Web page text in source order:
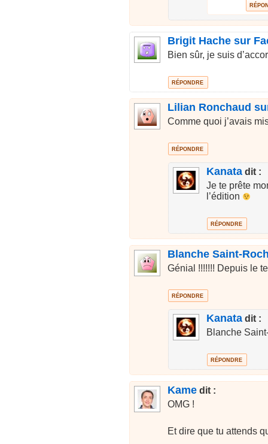
Brigit Hache sur
Bien sûr, je suis
RÉPONDRE
Lilian Ronchaud
Comme quoi j’avais
RÉPONDRE
Kanata dit :
Je te prête
l’édition
RÉPONDRE
Blanche Saint-
Génial !!!!!!! Depuis le
RÉPONDRE
Kanata dit :
Blanche
RÉPONDRE
Kame dit :
OMG !
Et dire que tu attends